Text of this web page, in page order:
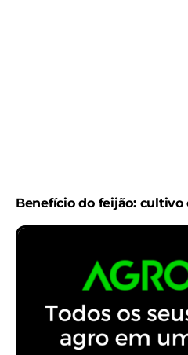
Benefício do feijão: